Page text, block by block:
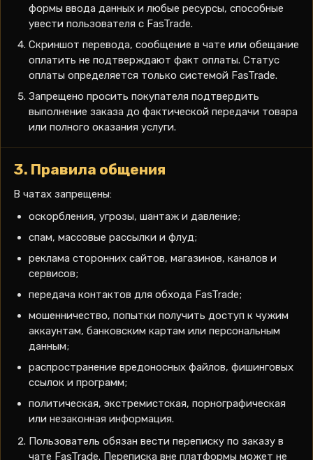
формы ввода данных и любые ресурсы, способные
увести пользователя с FasTrade.
Скриншот перевода, сообщение в чате или обещание
оплатить не подтверждают факт оплаты. Статус
оплаты определяется только системой FasTrade.
Запрещено просить покупателя подтвердить
выполнение заказа до фактической передачи товара
или полного оказания услуги.
3. Правила общения
В чатах запрещены:
оскорбления, угрозы, шантаж и давление;
спам, массовые рассылки и флуд;
реклама сторонних сайтов, магазинов, каналов и
сервисов;
передача контактов для обхода FasTrade;
мошенничество, попытки получить доступ к чужим
аккаунтам, банковским картам или персональным
данным;
распространение вредоносных файлов, фишинговых
ссылок и программ;
политическая, экстремистская, порнографическая
или незаконная информация.
Пользователь обязан вести переписку по заказу в
чате FasTrade. Переписка вне платформы может не